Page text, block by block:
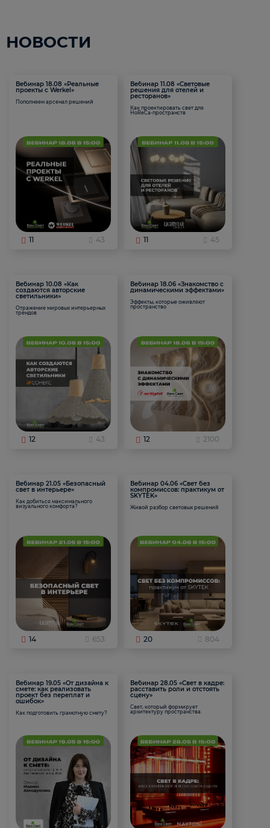
НОВОСТИ
Вебинар 18.08 «Реальные
проекты с Werkel»
Пополняем арсенал решений
11 43
Вебинар 11.08 «Световые
решения для отелей и
ресторанов»
Как проектировать свет для
HoReCa-пространств
11 45
Вебинар 10.08 «Как
создаются авторские
светильники»
Отражение мировых интерьерных
трендов
12 43
Вебинар 18.06 «Знакомство с
динамическими эффектами»
Эффекты, которые оживляют
пространство
12 2100
Вебинар 21.05 «Безопасный
свет в интерьере»
Как добиться максимального
визуального комфорта?
14 653
Вебинар 04.06 «Свет без
компромиссов: практикум от
SKYTEK»
Живой разбор световых решений
20 804
Вебинар 19.05 «От дизайна к
смете: как реализовать
проект без переплат и
ошибок»
Как подготовить грамотную смету?
Вебинар 28.05 «Свет в кадре:
расставить роли и отстоять
сцену»
Свет, который формирует
архитектуру пространства.